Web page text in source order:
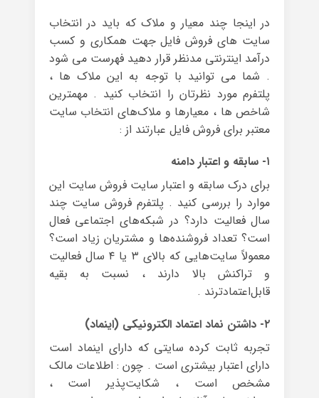
در اینجا چند معیار و ملاک که باید در انتخاب
سایت های فروش فایل جهت همکاری و کسب
درآمد اینترنتی مدنظر قرار دهید فهرست می شود
. شما می توانید با توجه به این ملاک ها ،
پلتفرم مورد نظرتان را انتخاب کنید . مهمترین
شاخص ها ، معیارها و ملاک‌های انتخاب سایت
معتبر برای فروش فایل عبارتند از :
۱- سابقه و اعتبار دامنه
برای درک سابقه و اعتبار سایت فروش سایت این
موارد را بررسی کنید . پلتفرم فروش سایت چند
سال فعالیت دارد؟ در شبکه‌های اجتماعی فعال
است؟ تعداد فروشنده‌ها و مشتریان زیاد است؟
معمولاً سایت‌هایی که بالای ۳ یا ۴ سال فعالیت
و تراکنش بالا دارند ، نسبت به بقیه
قابل‌اعتمادترند .
۲- داشتن نماد اعتماد الکترونیکی (اینماد)
تجربه ثابت کرده سایتی که دارای اینماد است
دارای اعتبار بیشتری است . چون : اطلاعات مالک
مشخص است ، شکایت‌پذیر است ،